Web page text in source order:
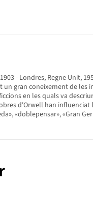
- Londres, Regne Unit,
gran coneixement de
en les quals va
d'Orwell han
«doblepensar», «Gran